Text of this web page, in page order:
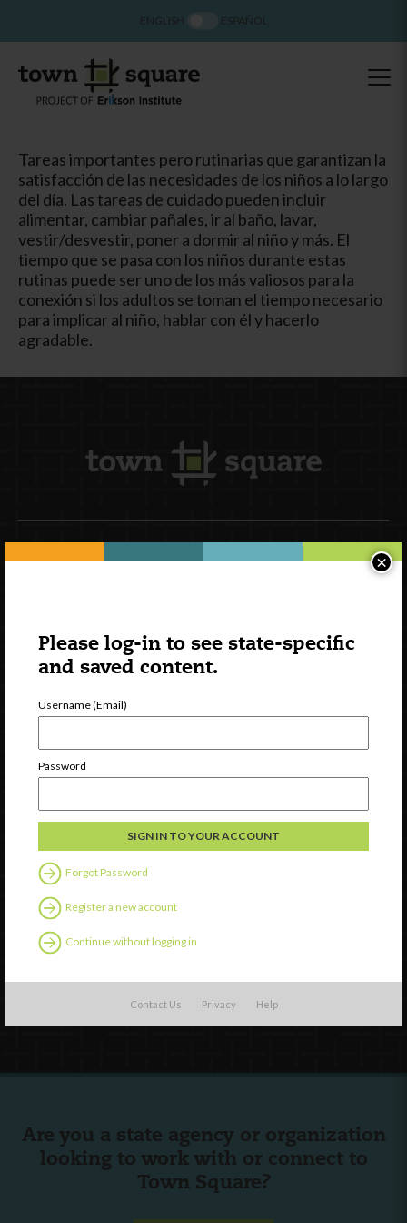
Please log-in to see state-specific
and saved content.
Username (Email)
Password
Forgot Password
Register a new account
Continue without logging in
Contact Us Privacy Help
×
Tareas importantes pero rutinarias que garantizan la
satisfacción de las necesidades de los niños a lo largo
del día. Las tareas de cuidado pueden incluir
alimentar, cambiar pañales, ir al baño, lavar,
vestir/desvestir, poner a dormir al niño y más. El
tiempo que se pasa con los niños durante estas
rutinas puede ser uno de los más valiosos para la
conexión si los adultos se toman el tiempo necesario
para implicar al niño, hablar con él y hacerlo
agradable.
Newsletter Signup
Discover
Professional Development
Contact Us
External Resources
English
Español
Are you a state agency or organization
looking to work with or connect to
Town Square?